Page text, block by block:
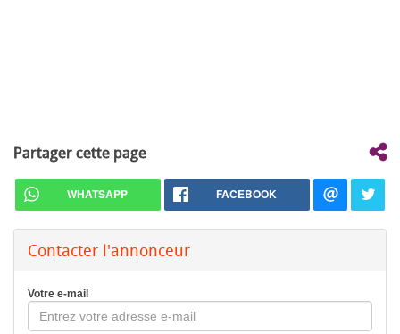
Partager cette page
WHATSAPP FACEBOOK
Contacter l'annonceur
Votre e-mail